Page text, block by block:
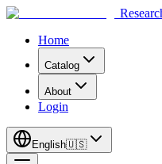
Home
Catalog
About
Login
English🇺🇸